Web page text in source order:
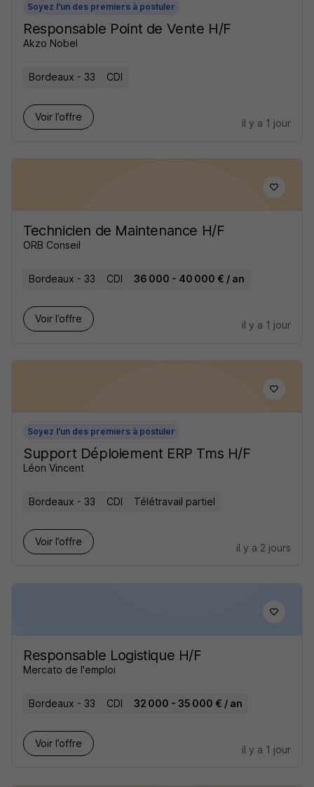
Soyez l'un des premiers à postuler
Responsable Point de Vente H/F
Akzo Nobel
Bordeaux - 33 CDI
Voir l’offre
il y a 1 jour
Technicien de Maintenance H/F
ORB Conseil
Bordeaux - 33 CDI 36 000 - 40 000 € / an
Voir l’offre
il y a 1 jour
Soyez l'un des premiers à postuler
Support Déploiement ERP Tms H/F
Léon Vincent
Bordeaux - 33 CDI Télétravail partiel
Voir l’offre
il y a 2 jours
Responsable Logistique H/F
Mercato de l'emploi
Bordeaux - 33 CDI 32 000 - 35 000 € / an
Voir l’offre
il y a 1 jour